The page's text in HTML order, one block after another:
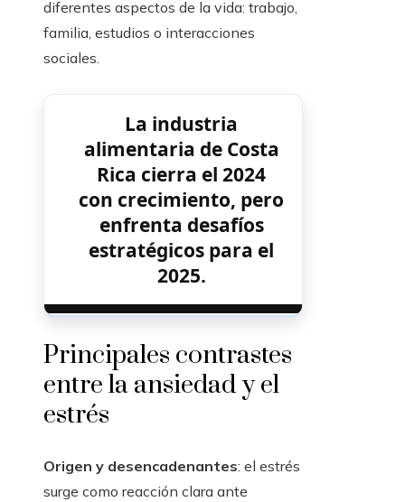
diferentes aspectos de la vida: trabajo,
familia, estudios o interacciones
sociales.
La industria
alimentaria de Costa
Rica cierra el 2024
con crecimiento, pero
enfrenta desafíos
estratégicos para el
2025.
Principales contrastes
entre la ansiedad y el
estrés
Origen y desencadenantes: el estrés
surge como reacción clara ante